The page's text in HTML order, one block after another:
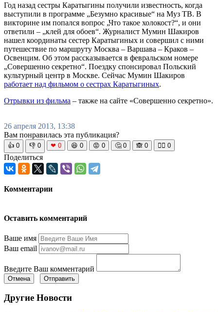
Год назад сестры Каратыгины получили известность, когда
выступили в программе „Безумно красивые“ на Муз ТВ. В
викторине им попался вопрос „Что такое холокост?“, и они
ответили – „клей для обоев“. Журналист Мумин Шакиров
нашел координаты сестер Каратыгиных и совершил с ними
путешествие по маршруту Москва – Варшава – Краков –
Освенцим. Об этом рассказывается в февральском номере
„Совершенно секретно“. Поездку спонсировал Польский
культурный центр в Москве. Сейчас Мумин Шакиров
работает над фильмом о сестрах Каратыгиных.
Отрывки из фильма – также на сайте «Совершенно секретно».
26 апреля 2013, 13:38
Вам понравилась эта публикация?
👍 0 👎 0 ❤ 0 😆 0 😡 0 🤔 0 🙈 0 🧘‍♀️ 0
Поделиться
Комментарии
Оставить комментарий
Ваше имя
Ваш email
Введите Ваш комментарий
Отмена Отправить
Другие Новости